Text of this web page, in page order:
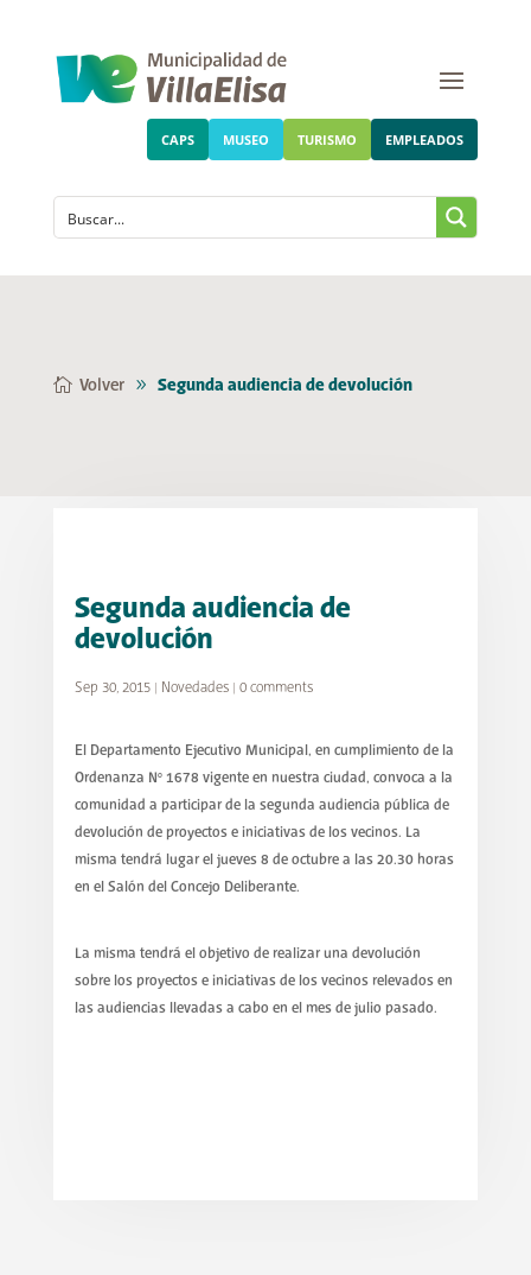
CAPS MUSEO TURISMO EMPLEADOS
Volver Segunda audiencia de devolución
Segunda audiencia de
devolución
Sep 30, 2015| Novedades| 0 comments
El Departamento Ejecutivo Municipal, en cumplimiento de la
Ordenanza Nº 1678 vigente en nuestra ciudad, convoca a la
comunidad a participar de la segunda audiencia pública de
devolución de proyectos e iniciativas de los vecinos. La
misma tendrá lugar el jueves 8 de octubre a las 20.30 horas
en el Salón del Concejo Deliberante.
La misma tendrá el objetivo de realizar una devolución
sobre los proyectos e iniciativas de los vecinos relevados en
las audiencias llevadas a cabo en el mes de julio pasado.